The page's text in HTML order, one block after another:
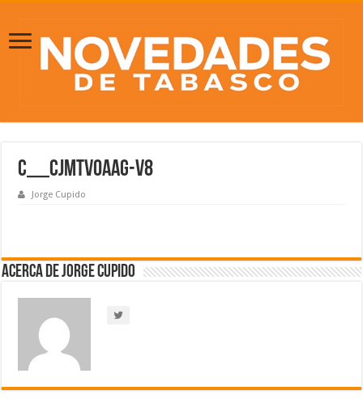
C__CJMtVoAAg-V8
Jorge Cupido
Acerca de Jorge Cupido